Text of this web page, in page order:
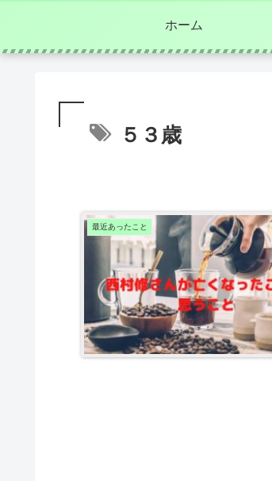
ホーム
５３歳
最近あったこと